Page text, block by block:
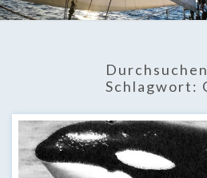
Schlagwort: